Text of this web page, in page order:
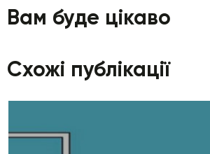
Вам буде цікаво
Схожі публікації